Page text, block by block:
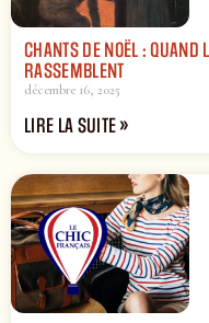
CHANTS DE NOËL : QUAND
RASSEMBLENT
décembre 16, 2025
LIRE LA SUITE »